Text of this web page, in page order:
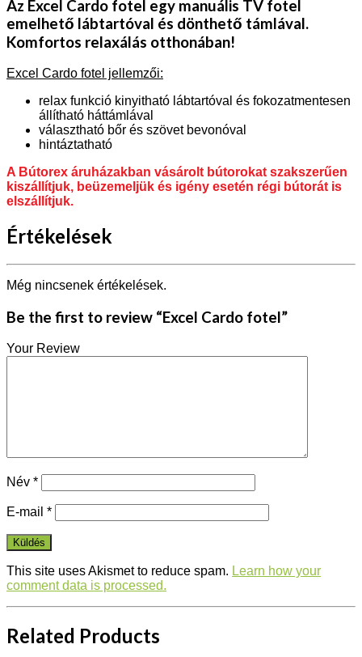
Az Excel Cardo fotel egy manuális TV fotel
emelhető lábtartóval és dönthető támlával.
Komfortos relaxálás otthonában!
Excel Cardo fotel jellemzői:
relax funkció kinyitható lábtartóval és fokozatmentesen
állítható háttámlával
választható bőr és szövet bevonóval
hintáztatható
A Bútorex áruházakban vásárolt bútorokat szakszerűen
kiszállítjuk, beüzemeljük és igény esetén régi bútorát is
elszállítjuk.
Értékelések
Még nincsenek értékelések.
Be the first to review “Excel Cardo fotel”
Your Review
Név *
E-mail *
This site uses Akismet to reduce spam. Learn how your
comment data is processed.
Related Products